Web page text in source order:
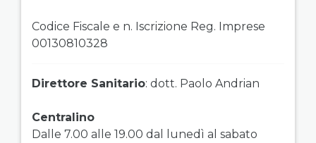
Codice Fiscale e n. Iscrizione Reg. Imprese
00130810328
Direttore Sanitario: dott. Paolo Andrian
Centralino
Dalle 7.00 alle 19.00 dal lunedì al sabato